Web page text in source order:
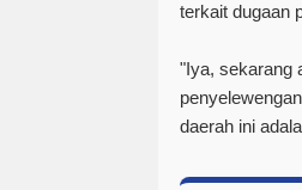
terkait dugaan
"Iya, sekarang
daerah ini